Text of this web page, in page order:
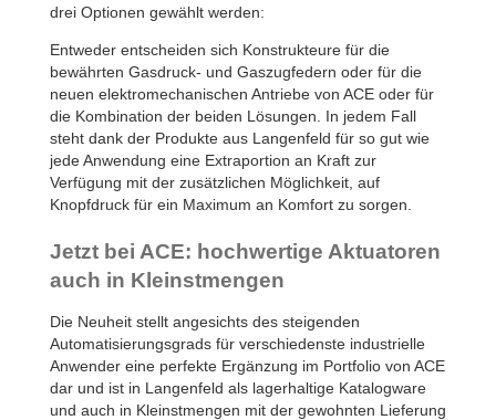
drei Optionen gewählt werden:
Entweder entscheiden sich Konstrukteure für die
bewährten Gasdruck- und Gaszugfedern oder für die
neuen elektromechanischen Antriebe von ACE oder für
die Kombination der beiden Lösungen. In jedem Fall
steht dank der Produkte aus Langenfeld für so gut wie
jede Anwendung eine Extraportion an Kraft zur
Verfügung mit der zusätzlichen Möglichkeit, auf
Knopfdruck für ein Maximum an Komfort zu sorgen.
Jetzt bei ACE: hochwertige Aktuatoren
auch in Kleinstmengen
Die Neuheit stellt angesichts des steigenden
Automatisierungsgrads für verschiedenste industrielle
Anwender eine perfekte Ergänzung im Portfolio von ACE
dar und ist in Langenfeld als lagerhaltige Katalogware
und auch in Kleinstmengen mit der gewohnten Lieferung